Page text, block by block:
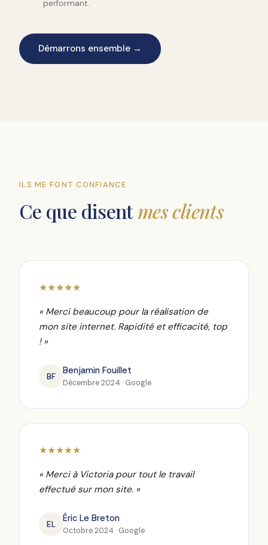
performant.
Démarrons ensemble →
ILS ME FONT CONFIANCE
Ce que disentmes clients
★★★★★
« Merci beaucoup pour la réalisation de
mon site internet. Rapidité et efficacité, top
! »
BF
Benjamin Fouillet
Décembre 2024 · Google
★★★★★
« Merci à Victoria pour tout le travail
effectué sur mon site. »
EL
Éric Le Breton
Octobre 2024 · Google